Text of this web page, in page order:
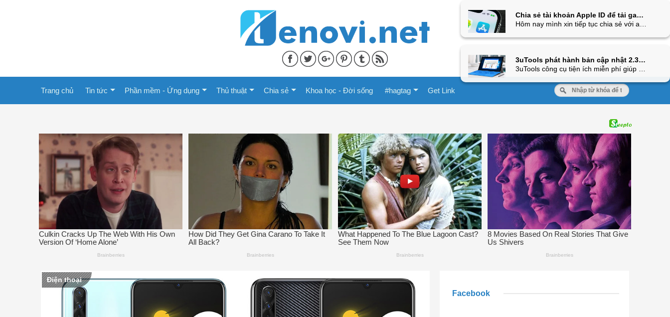
Trang chủ Tin tức Phần mềm - Ứng dụng Thủ thuật Chia sẻ Khoa học - Đời sống #hagtag Get Link
Điện thoại
Facebook
Chia sẻ tài khoản Apple ID để tải game và ứng dụng bản quyền miễn phí trên App Store, mời anh em nhanh tay tải về
3uTools phát hành bản cập nhật 2.31 bổ sung lại tính năng kết nối với iDevice thông qua Wi-Fi